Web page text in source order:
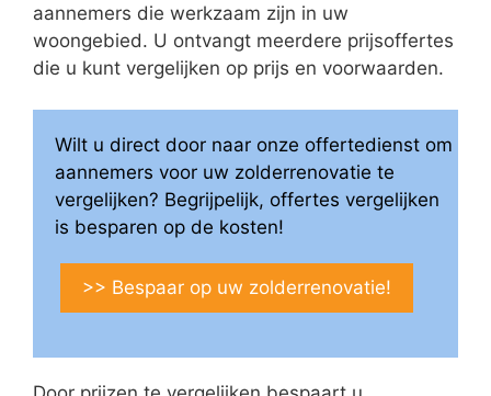
aannemers die werkzaam zijn in uw
woongebied. U ontvangt meerdere prijsoffertes
die u kunt vergelijken op prijs en voorwaarden.
Wilt u direct door naar onze offertedienst om
aannemers voor uw zolderrenovatie te
vergelijken? Begrijpelijk, offertes vergelijken
is besparen op de kosten!
>> Bespaar op uw zolderrenovatie!